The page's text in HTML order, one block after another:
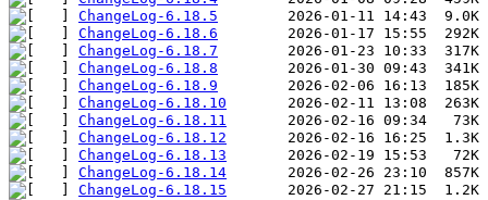
ChangeLog-6.18.5
ChangeLog-6.18.6
ChangeLog-6.18.7
ChangeLog-6.18.8
ChangeLog-6.18.9
ChangeLog-6.18.10
ChangeLog-6.18.11
ChangeLog-6.18.12
ChangeLog-6.18.13
ChangeLog-6.18.14
ChangeLog-6.18.15